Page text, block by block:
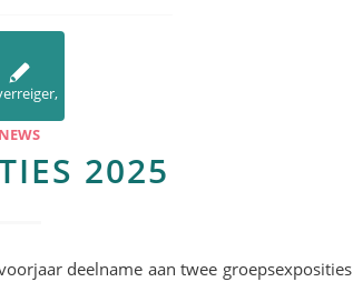
NEWS
2025
deelname aan twee groepsexposities